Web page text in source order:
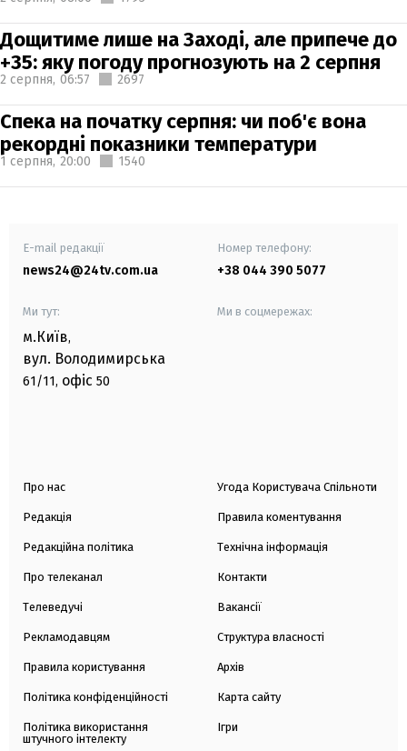
Дощитиме лише на Заході, але припече до
+35: яку погоду прогнозують на 2 серпня
2 серпня, 06:57 2697
Спека на початку серпня: чи поб'є вона
рекордні показники температури
1 серпня, 20:00 1540
E-mail редакції
news24@24tv.com.ua
Номер телефону:
+38 044 390 5077
Ми тут:
м.Київ,
вул. Володимирська
61/11, офіс 50
Ми в соцмережах:
Про нас
Редакція
Редакційна політика
Про телеканал
Телеведучі
Рекламодавцям
Правила користування
Політика конфіденційності
Політика використання
штучного інтелекту
Угода Користувача Спільноти
Правила коментування
Технічна інформація
Контакти
Вакансії
Структура власності
Архів
Карта сайту
Ігри